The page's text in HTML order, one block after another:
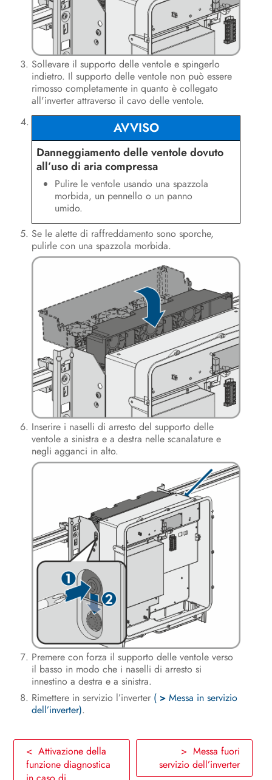
Sollevare il supporto delle ventole e spingerlo
indietro. Il supporto delle ventole non può essere
rimosso completamente in quanto è collegato
all'inverter attraverso il cavo delle ventole.
AVVISO
Danneggiamento delle ventole dovuto
all’uso di aria compressa
Pulire le ventole usando una spazzola
morbida, un pennello o un panno
umido.
Se le alette di raffreddamento sono sporche,
pulirle con una spazzola morbida.
Inserire i naselli di arresto del supporto delle
ventole a sinistra e a destra nelle scanalature e
negli agganci in alto.
Premere con forza il supporto delle ventole verso
il basso in modo che i naselli di arresto si
innestino a destra e a sinistra.
Rimettere in servizio l’inverter ( >Messa in servizio
dell’inverter).
< Attivazione della
funzione diagnostica
> Messa fuori
servizio dell’inverter